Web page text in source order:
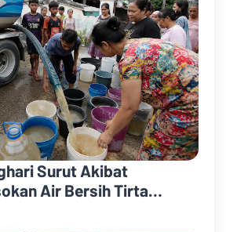
Surut Akibat
Air Bersih Tirta